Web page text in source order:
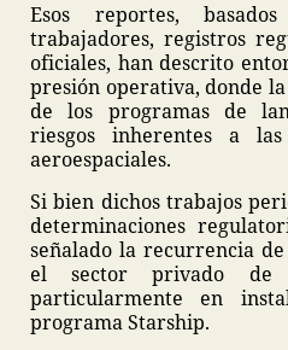
Esos reportes,
trabajadores, registros
oficiales, han descrito
presión operativa, donde
de los programas de
riesgos inherentes a
aeroespaciales.
Si bien dichos trabajos
determinaciones
señalado la recurrencia
el sector privado de
particularmente en
programa Starship.